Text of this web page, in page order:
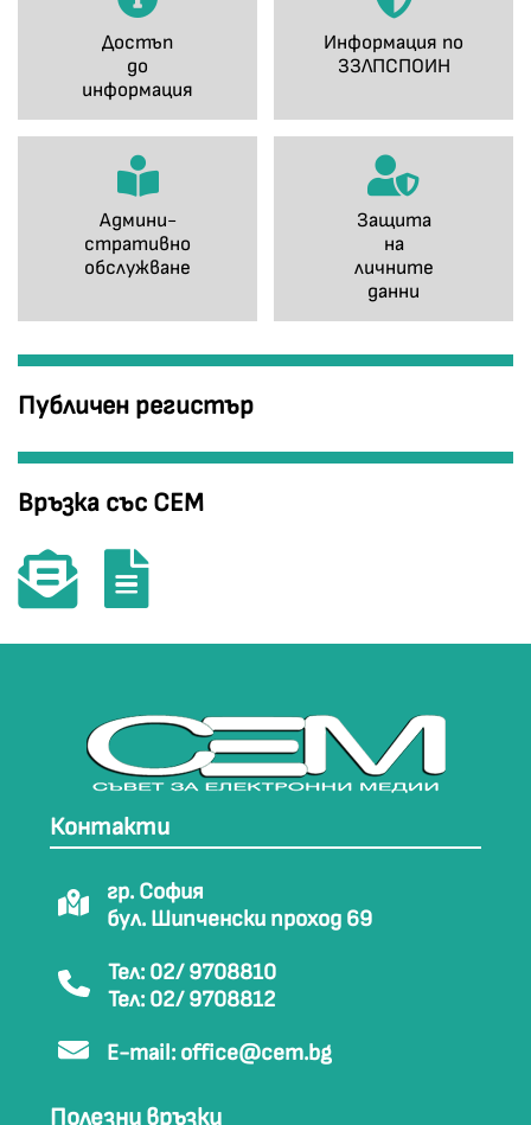
Достъп
до
информация
Информация по
ЗЗЛПСПОИН
Админи-
стративно
обслужване
Защита
на
личните
данни
Публичен регистър
Връзка със СЕМ
Контакти
гр. София
бул. Шипченски проход 69
Тел: 02/ 9708810
Тел: 02/ 9708812
E-mail: office@cem.bg
Полезни връзки